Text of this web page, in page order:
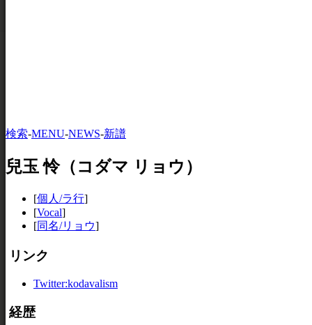
検索-MENU-NEWS-新譜
兒玉 怜（コダマ リョウ）
[個人/ラ行]
[Vocal]
[同名/リョウ]
リンク
Twitter:kodavalism
経歴